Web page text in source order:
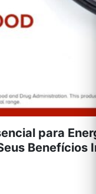
para
Benefícios